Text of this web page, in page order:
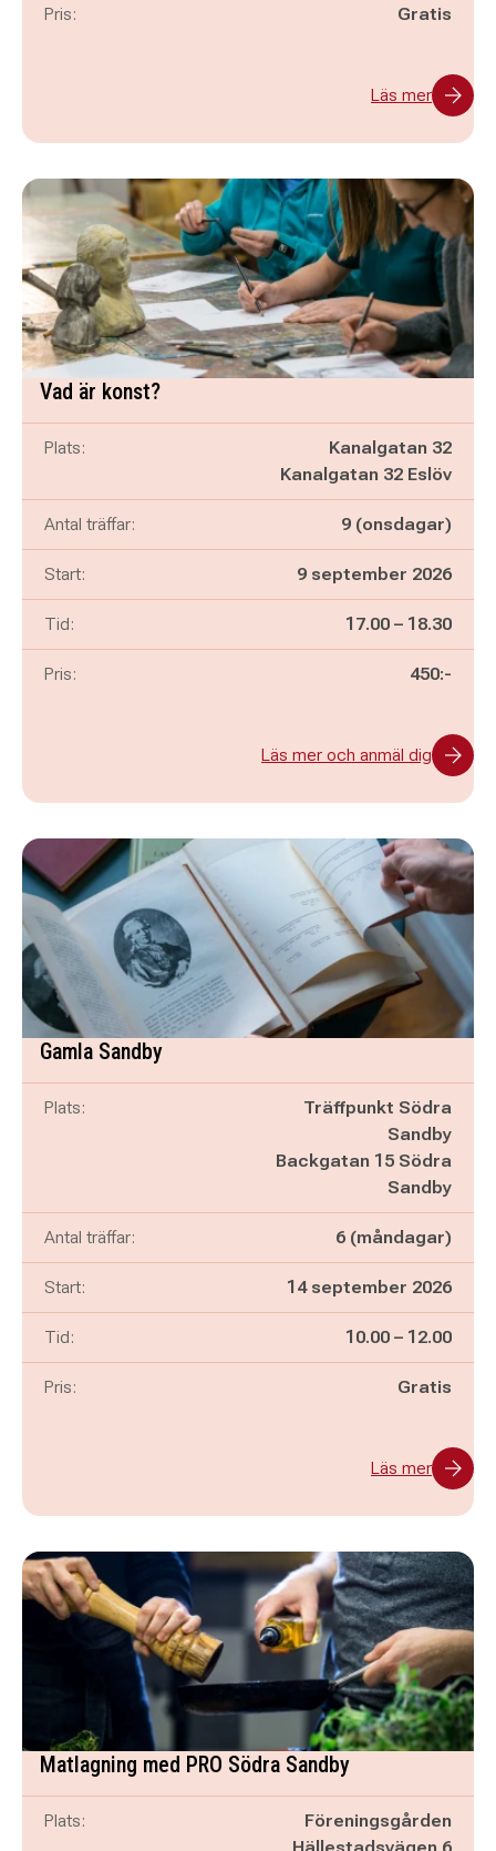
Pris: Gratis
Läs mer
Vad är konst?
Plats:
Kanalgatan 32
Kanalgatan 32 Eslöv
Antal träffar: 9 (onsdagar)
Start: 9 september 2026
Tid: Pågår mellan
17.00 – och
18.30
Pris: 450:-
Läs mer och anmäl dig
Gamla Sandby
Plats:
Träffpunkt Södra
Sandby
Backgatan 15 Södra
Sandby
Antal träffar: 6 (måndagar)
Start: 14 september 2026
Tid: Pågår mellan
10.00 – och
12.00
Pris: Gratis
Läs mer
Matlagning med PRO Södra Sandby
Plats:
Föreningsgården